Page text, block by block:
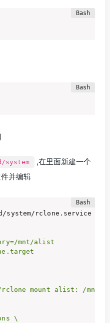
system
,在里面新建一个
并编辑
system/rclone.service
mnt/alist
rclone mount alist: /
\